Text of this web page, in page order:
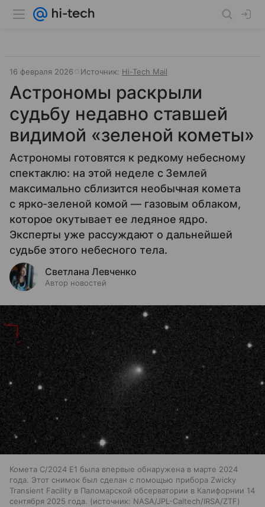
16 февраля 2026 Источник: Hi-Tech Mail
Астрономы раскрыли
судьбу недавно ставшей
видимой «зеленой кометы»
Астрономы готовятся к редкому небесному
спектаклю: на этой неделе с Землей
максимально сблизится необычная комета
с ярко-зеленой комой — газовым облаком,
которое окутывает ее ледяное ядро.
Эксперты уже рассуждают о дальнейшей
судьбе этого небесного тела.
Светлана Левченко
Автор новостей
Комета C/2024 E1 была впервые обнаружена в марте 2024
года. Этот снимок был сделан с помощью прибора Zwicky
Transient Facility в Паломарской обсерватории в Калифорнии 14
сентября 2025 года.
источник: NASA/JPL-Caltech/IRSA/ZTF